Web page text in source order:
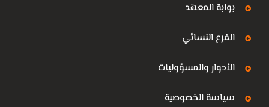
بوابة المعهد
الفرع النسائي
الأدوار والمسؤوليات
سياسة الخصوصية